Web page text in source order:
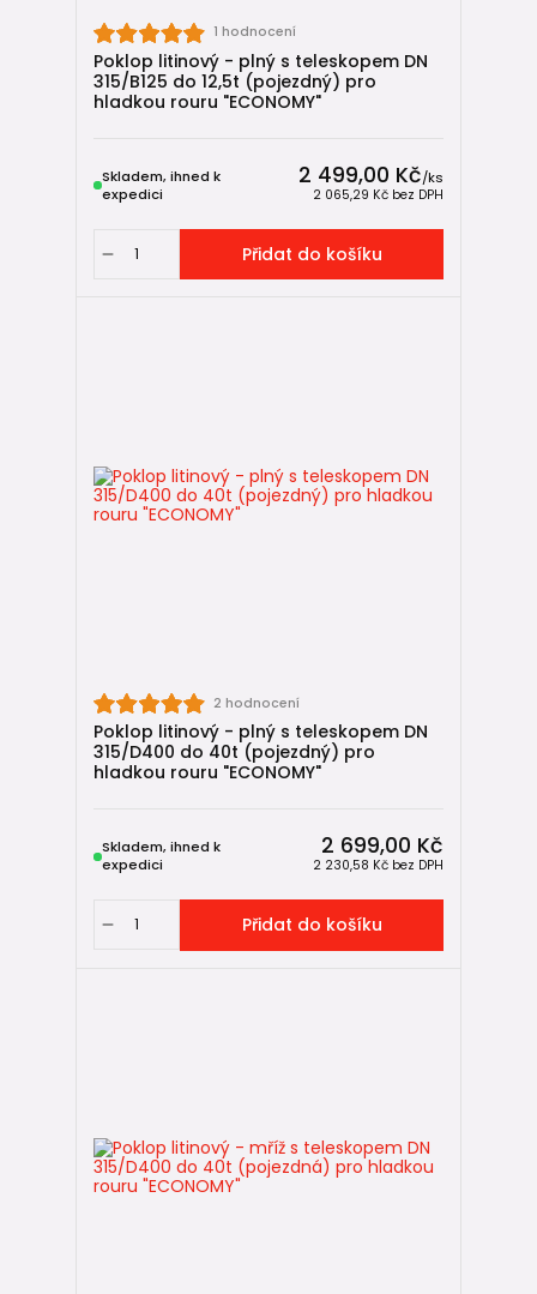
1 hodnocení
Poklop litinový - plný s teleskopem DN
315/B125 do 12,5t (pojezdný) pro
hladkou rouru "ECONOMY"
2 499,00 Kč/ks
2 065,29 Kč bez DPH
Skladem, ihned k
expedici
Přidat do košíku
2 hodnocení
Poklop litinový - plný s teleskopem DN
315/D400 do 40t (pojezdný) pro
hladkou rouru "ECONOMY"
2 699,00 Kč
2 230,58 Kč bez DPH
Skladem, ihned k
expedici
Přidat do košíku